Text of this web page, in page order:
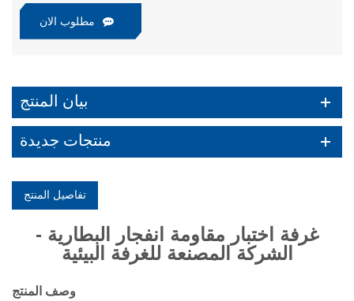
مطلوب الان
بيان المنتج
منتجات جديدة
تفاصيل المنتج
غرفة اختبار مقاومة انفجار البطارية -
الشركة المصنعة للغرفة البيئية
وصف المنتج